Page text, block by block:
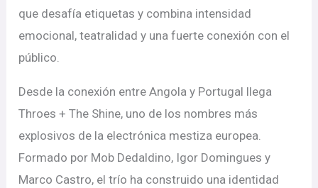
que desafía etiquetas y combina intensidad
emocional, teatralidad y una fuerte conexión con el
público.
Desde la conexión entre Angola y Portugal llega
Throes + The Shine, uno de los nombres más
explosivos de la electrónica mestiza europea.
Formado por Mob Dedaldino, Igor Domingues y
Marco Castro, el trío ha construido una identidad